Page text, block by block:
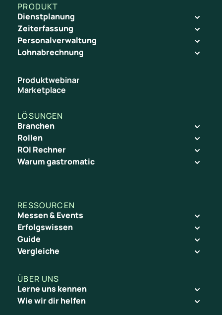
PRODUKT
Dienstplanung
Zeiterfassung
Personalverwaltung
Lohnabrechnung
Produktwebinar
Marketplace
LÖSUNGEN
Branchen
Rollen
ROI Rechner
Warum gastromatic
RESSOURCEN
Messen & Events
Erfolgswissen
Guide
Vergleiche
ÜBER UNS
Lerne uns kennen
Wie wir dir helfen